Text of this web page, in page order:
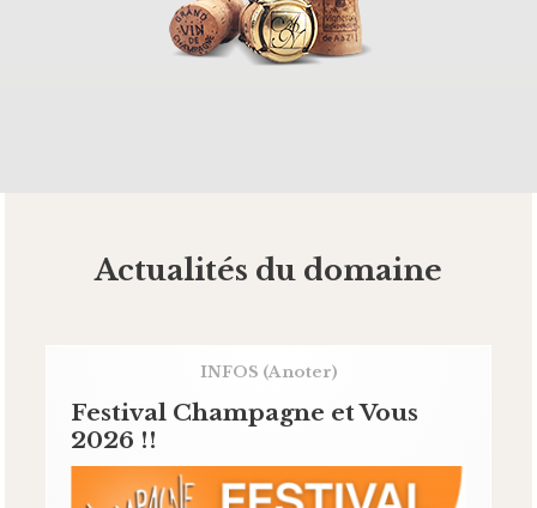
Actualités du domaine
INFOS (A noter)
Festival Champagne et Vous
2026 !!